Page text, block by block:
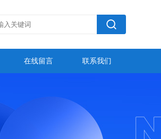
在线留言 联系我们